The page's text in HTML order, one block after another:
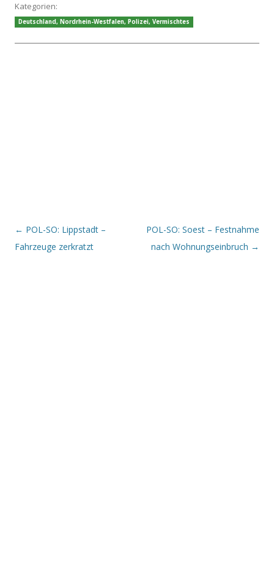
Kategorien:
Deutschland, Nordrhein-Westfalen, Polizei, Vermischtes
Beitrags-Navigation
← POL-SO: Lippstadt –
Fahrzeuge zerkratzt
POL-SO: Soest – Festnahme
nach Wohnungseinbruch →